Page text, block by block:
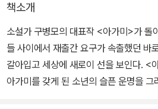
책소개
소설가 구병모의 대표작 <아가미>가 돌
들 사이에서 재출간 요구가 속출했던 바
갈아입고 세상에 새로이 선을 보인다. <
아가미를 갖게 된 소년의 슬픈 운명을 그